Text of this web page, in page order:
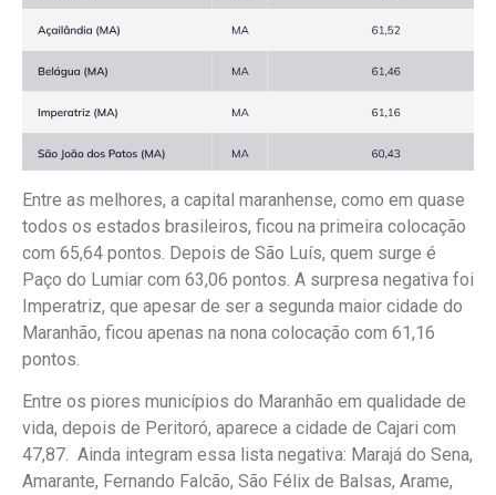
Entre as melhores, a capital maranhense, como em quase
todos os estados brasileiros, ficou na primeira colocação
com 65,64 pontos. Depois de São Luís, quem surge é
Paço do Lumiar com 63,06 pontos. A surpresa negativa foi
Imperatriz, que apesar de ser a segunda maior cidade do
Maranhão, ficou apenas na nona colocação com 61,16
pontos.
Entre os piores municípios do Maranhão em qualidade de
vida, depois de Peritoró, aparece a cidade de Cajari com
47,87. Ainda integram essa lista negativa: Marajá do Sena,
Amarante, Fernando Falcão, São Félix de Balsas, Arame,